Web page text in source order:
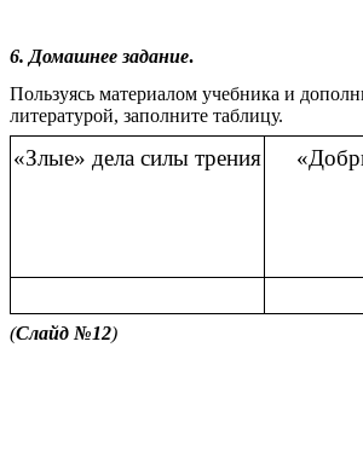
6. Домашнее задание.
Пользуясь материалом учебника и
литературой, заполните таблицу.
«Злые» дела силы трения
(Слайд №12)